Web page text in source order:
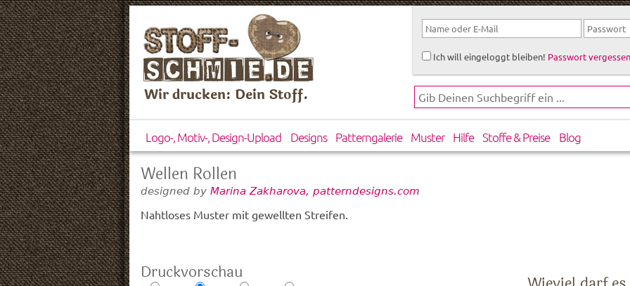
Wir drucken: Dein Stoff.
Ich will eingeloggt bleiben! Passwort
Logo-, Motiv-, Design-Upload Designs Patterngalerie Muster Hilfe Stoffe & Preise Blog
Wellen Rollen
designed by Marina Zakharova, patterndesigns.com
Nahtloses Muster mit gewellten Streifen.
Druckvorschau